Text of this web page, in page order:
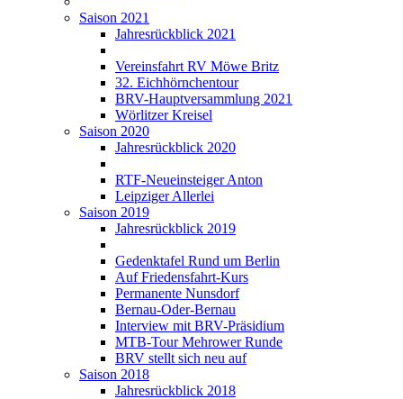
Saison 2021
Jahresrückblick 2021
Vereinsfahrt RV Möwe Britz
32. Eichhörnchentour
BRV-Hauptversammlung 2021
Wörlitzer Kreisel
Saison 2020
Jahresrückblick 2020
RTF-Neueinsteiger Anton
Leipziger Allerlei
Saison 2019
Jahresrückblick 2019
Gedenktafel Rund um Berlin
Auf Friedensfahrt-Kurs
Permanente Nunsdorf
Bernau-Oder-Bernau
Interview mit BRV-Präsidium
MTB-Tour Mehrower Runde
BRV stellt sich neu auf
Saison 2018
Jahresrückblick 2018